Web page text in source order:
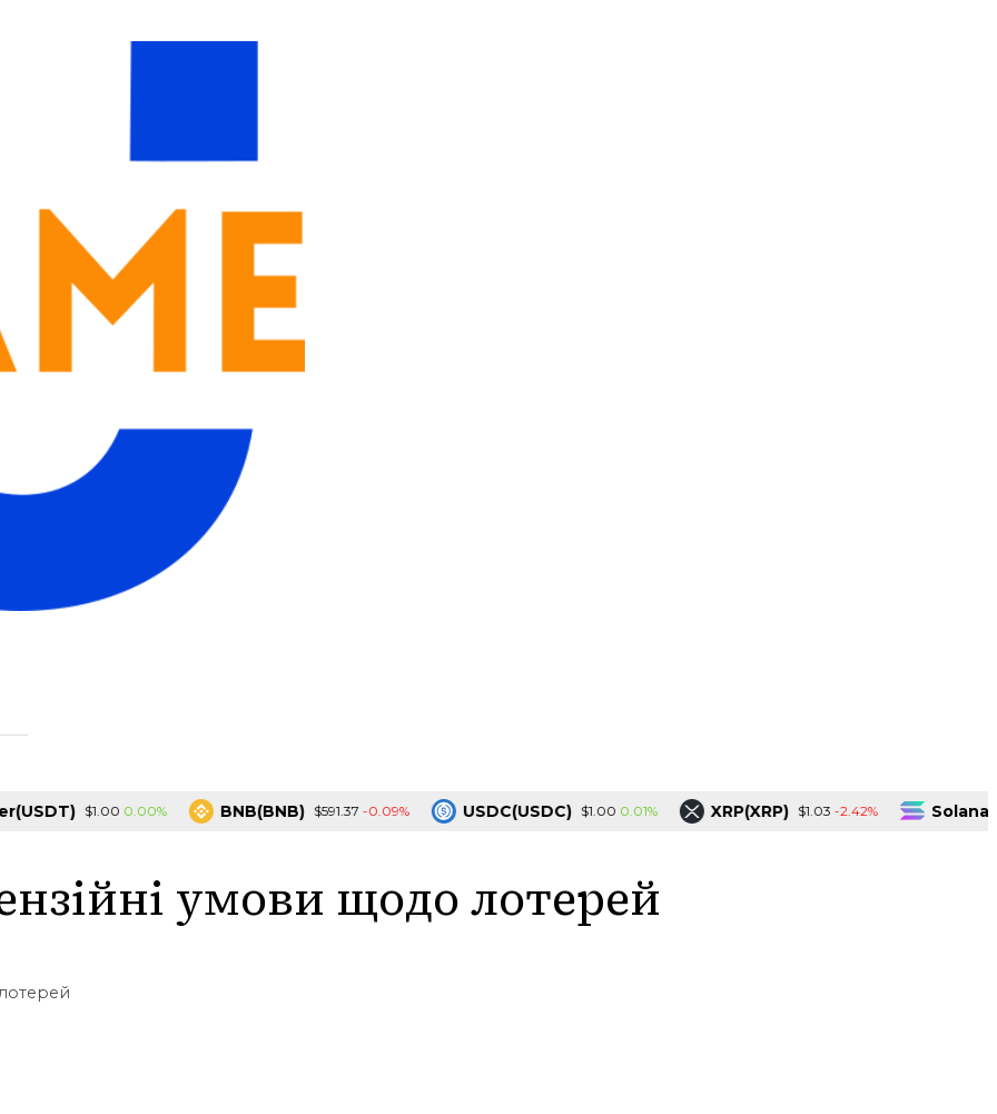
$1.00 0.00% BNB(BNB) $591.37 -0.09% USDC(USDC) $1.00 0.01% XRP(XRP) $1.03 -2.42% Solana(SOL)
умови щодо лотерей